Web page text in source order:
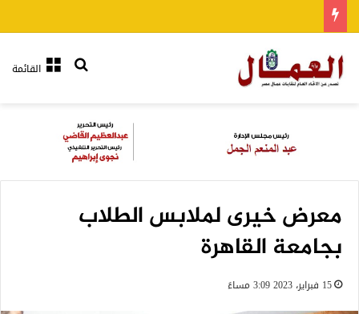
القائمةبحث عن
معرض خيرى لملابس الطلاب
بجامعة القاهرة
15 فبراير، 2023 3:09 مساءً